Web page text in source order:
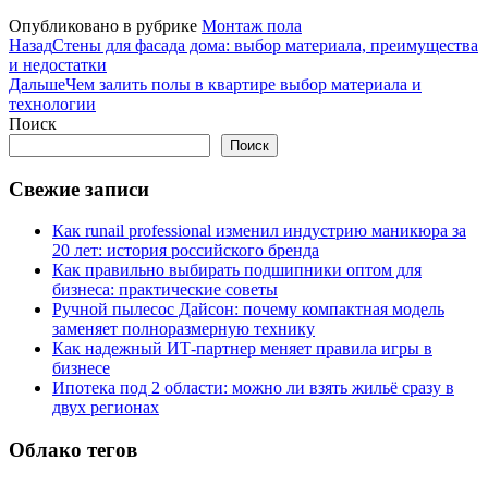
Опубликовано в рубрике Монтаж пола
НазадСтены для фасада дома: выбор материала, преимущества
и недостатки
ДальшеЧем залить полы в квартире выбор материала и
технологии
Поиск
Поиск
Свежие записи
Как runail professional изменил индустрию маникюра за
20 лет: история российского бренда
Как правильно выбирать подшипники оптом для
бизнеса: практические советы
Ручной пылесос Дайсон: почему компактная модель
заменяет полноразмерную технику
Как надежный ИТ-партнер меняет правила игры в
бизнесе
Ипотека под 2 области: можно ли взять жильё сразу в
двух регионах
Облако тегов